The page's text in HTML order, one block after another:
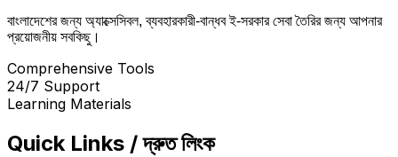
বাংলাদেশের জন্য অ্যাক্সেসিবল, ব্যবহারকারী-বান্ধব ই-সরকার সেবা তৈরির জন্য আপনার
প্রয়োজনীয় সবকিছু।
Comprehensive Tools
24/7 Support
Learning Materials
Quick Links / দ্রুত লিংক